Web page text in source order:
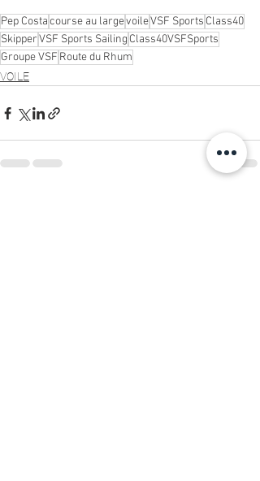
Pep Costacourse au largevoileVSF Sports Class40
SkipperVSF Sports Sailing Class40VSFSports
Groupe VSF Route du Rhum
VOILE